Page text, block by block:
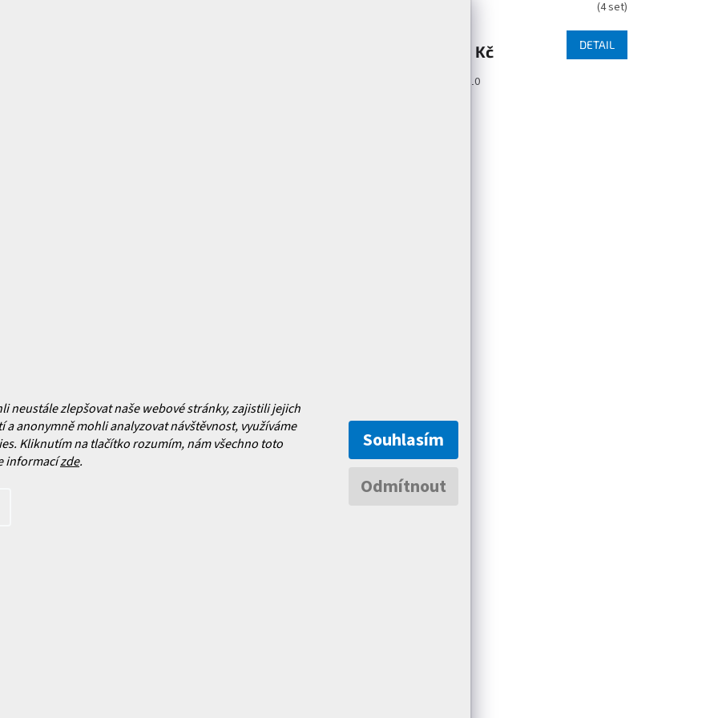
neustále zlepšovat naše webové stránky, zajistili jejich
a anonymně mohli analyzovat návštěvnost, využíváme
Kliknutím na tlačítko rozumím, nám všechno toto
informacízde.
Odmítnout
Souhlasím
(4 set)
3 290 Kč DETAIL
110
platba
a reklamace zboží
podmínky
ochrany osobních údajů
Často kladené dotazy
produktech na našem e-
s